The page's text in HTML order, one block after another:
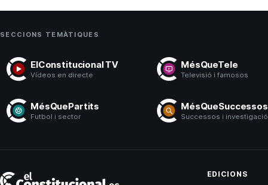
SECCIONS TEMÀTIQUES
ElConstitucional TV
Vídeos en directe
MésQueTele
Televisió i famosos
MésQuePartits
Futbol i sector
MésQueSuccessos
Successos i investigació
EDICIONS